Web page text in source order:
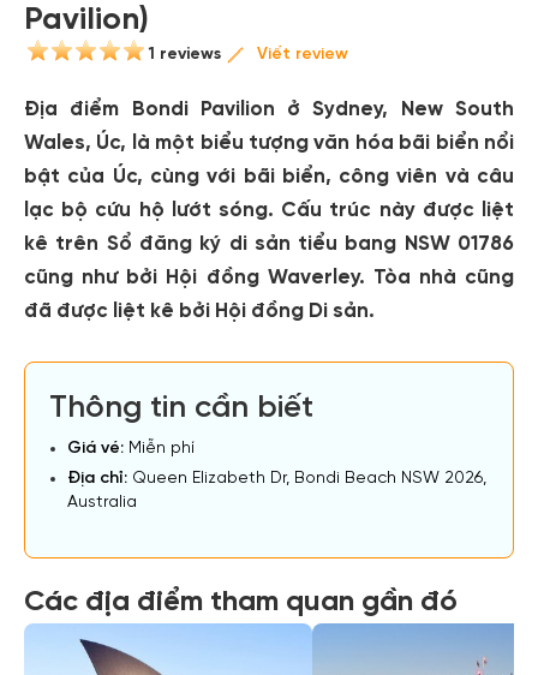
Pavilion)
1 reviews Viết review
Địa điểm Bondi Pavilion ở Sydney, New South
Wales, Úc, là một biểu tượng văn hóa bãi biển nổi
bật của Úc, cùng với bãi biển, công viên và câu
lạc bộ cứu hộ lướt sóng. Cấu trúc này được liệt
kê trên Sổ đăng ký di sản tiểu bang NSW 01786
cũng như bởi Hội đồng Waverley. Tòa nhà cũng
đã được liệt kê bởi Hội đồng Di sản.
Thông tin cần biết
Giá vé: Miễn phí
Địa chỉ: Queen Elizabeth Dr, Bondi Beach NSW 2026,
Australia
Các địa điểm tham quan gần đó